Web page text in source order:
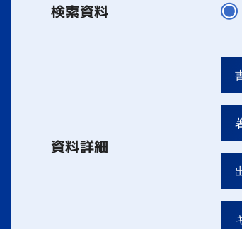
検索資料
資料詳細